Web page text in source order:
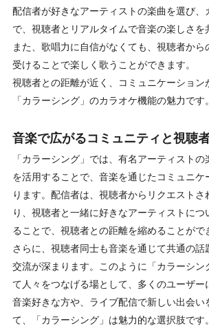
配信者が好きなアーティストの楽曲を選び、
で、視聴者とリアルタイムで音楽の楽しさを
また、歌唱力に自信がなくても、視聴者から
受けることで楽しく歌うことができます。
視聴者との距離が近く、コミュニケーション
「カラーシング」のカラオケ機能の魅力です。
音楽で広がるコミュニティと視聴
「カラーシング」では、有名アーティスト
を活用することで、音楽を通じたコミュニケ
ります。配信者は、視聴者からリクエストさ
り、視聴者と一緒に好きなアーティストにつ
ることで、視聴者との距離を縮めることがで
さらに、視聴者同士も音楽を通じて共通の話
交流が深まります。このように「カラーシン
て人々をつなげる場として、多くのユーザー
音楽好きな方や、ライブ配信で新しい出会い
て、「カラーシング」は魅力的な選択肢です。